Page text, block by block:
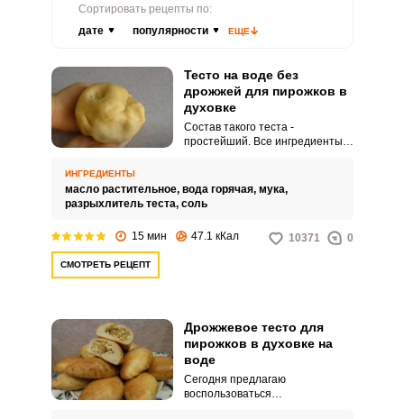
Сортировать рецепты по:
дате
популярности ЕЩЕ
Тесто на воде без
дрожжей для пирожков в
духовке
Состав такого теста -
простейший. Все ингредиенты
ИНГРЕДИЕНТЫ
масло растительное, вода горячая, мука,
разрыхлитель теста, соль
15 мин 47.1 кКал 10371 0
СМОТРЕТЬ РЕЦЕПТ
Дрожжевое тесто для
пирожков в духовке на
воде
Сегодня предлагаю
воспользоваться